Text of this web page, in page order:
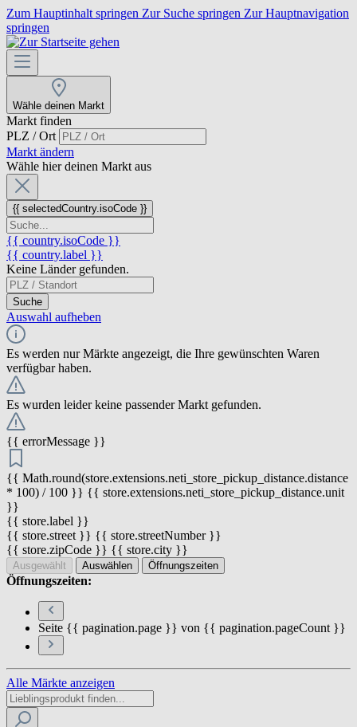
Zum Hauptinhalt springen Zur Suche springen Zur Hauptnavigation
springen
Wähle deinen Markt
Markt finden
PLZ / Ort
Markt ändern
Wähle hier deinen Markt aus
{{ selectedCountry.isoCode }}
{{ country.isoCode }}
{{ country.label }}
Keine Länder gefunden.
Suche
Auswahl aufheben
Es werden nur Märkte angezeigt, die Ihre gewünschten Waren
verfügbar haben.
Es wurden leider keine passender Markt gefunden.
{{ errorMessage }}
{{ Math.round(store.extensions.neti_store_pickup_distance.distance
* 100) / 100 }} {{ store.extensions.neti_store_pickup_distance.unit
}}
{{ store.label }}
{{ store.street }} {{ store.streetNumber }}
{{ store.zipCode }} {{ store.city }}
Ausgewählt Auswählen Öffnungszeiten
Öffnungszeiten:
Seite {{ pagination.page }} von {{ pagination.pageCount }}
Alle Märkte anzeigen